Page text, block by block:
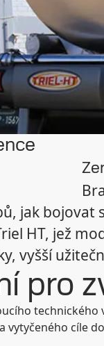
jak
HT, jež
vyšší
pro
cíle